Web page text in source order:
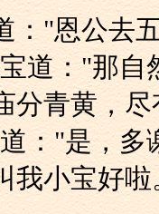
恩公去五
道："那自
分青黄，
："是，多
我小宝好